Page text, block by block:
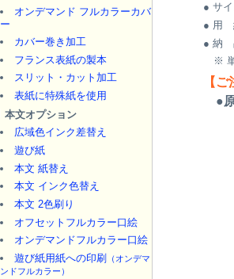
オンデマンド フルカラーカバ
ー
カバー巻き加工
フランス表紙の製本
スリット・カット加工
表紙に特殊紙を使用
本文オプション
広域色インク差替え
遊び紙
本文 紙替え
本文 インク色替え
本文 2色刷り
オフセットフルカラー口絵
オンデマンドフルカラー口絵
遊び紙用紙への印刷
（オンデマ
ンドフルカラー）
● サ
● 用
● 納
※ 単
【ご
●原